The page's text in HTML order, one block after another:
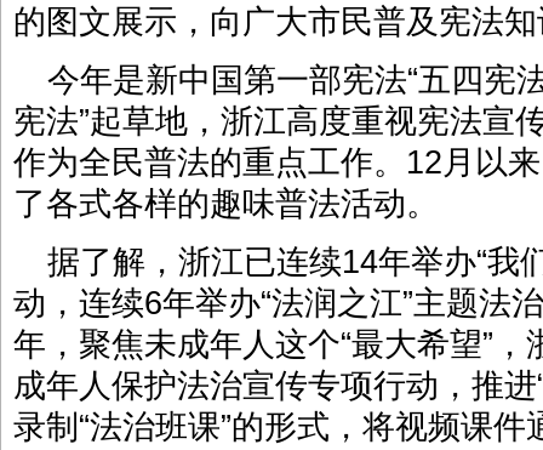
的图文展示，向广大市民普及宪法
今年是新中国第一部宪法“五四宪
宪法”起草地，浙江高度重视宪法宣
作为全民普法的重点工作。12月以
了各式各样的趣味普法活动。
据了解，浙江已连续14年举办“我
动，连续6年举办“法润之江”主题法
年，聚焦未成年人这个“最大希望”，
成年人保护法治宣传专项行动，推
录制“法治班课”的形式，将视频课